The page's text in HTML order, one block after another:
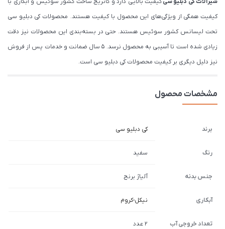
کیفیت همگی از ویژگی‌های این محصول با کیفیت هستند. محصولات کی دبلیو سی
تحت لیسانس کشور سوئیس هستند. حتی در بسته‌بندی این محصولات نیز دقت
زیادی شده است تا آسیبی به محصول نرسد. 5 سال ضمانت و خدمات پس از فروش
نیز دلیل دیگری بر کیفیت محصولات کی دبلیو سی است.
مشخصات محصول
برند کی دبلیو سی
رنگ سفید
جنس بدنه آلیاژ برنج
آبکاری نیکل-کروم
تعداد خروجی آب 2 عدد